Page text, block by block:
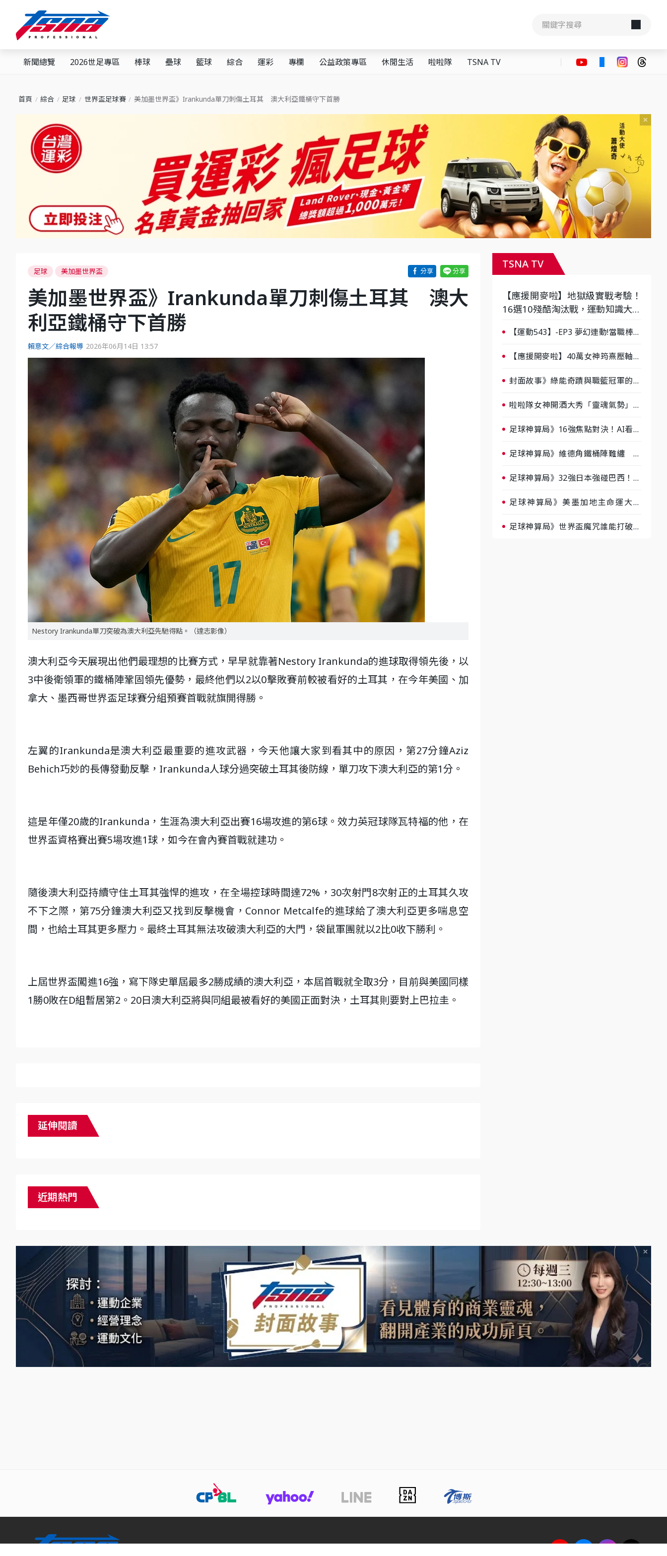
新聞總覽 2026世足專區 棒球 壘球 籃球 綜合 運彩 專欄 公益政策專區 休閒生活 啦啦隊 TSNA TV
首頁 綜合 足球 世界盃足球賽 美加墨世界盃》Irankunda單刀刺傷土耳其 澳大利亞鐵桶守下首勝
足球 美加墨世界盃
美加墨世界盃》Irankunda單刀刺傷土耳其 澳大
利亞鐵桶守下首勝
賴意文／綜合報導 2026年06月14日 13:57
Nestory Irankunda單刀突破為澳大利亞先馳得點。（達志影像）
澳大利亞今天展現出他們最理想的比賽方式，早早就靠著Nestory Irankunda的進球取得領先後，以
3中後衛領軍的鐵桶陣鞏固領先優勢，最終他們以2以0擊敗賽前較被看好的土耳其，在今年美國、加
拿大、墨西哥世界盃足球賽分組預賽首戰就旗開得勝。
左翼的Irankunda是澳大利亞最重要的進攻武器，今天他讓大家到看其中的原因，第27分鐘Aziz
Behich巧妙的長傳發動反擊，Irankunda人球分過突破土耳其後防線，單刀攻下澳大利亞的第1分。
這是年僅20歲的Irankunda，生涯為澳大利亞出賽16場攻進的第6球。效力英冠球隊瓦特福的他，在
世界盃資格賽出賽5場攻進1球，如今在會內賽首戰就建功。
隨後澳大利亞持續守住土耳其強悍的進攻，在全場控球時間達72%，30次射門8次射正的土耳其久攻
不下之際，第75分鐘澳大利亞又找到反擊機會，Connor Metcalfe的進球給了澳大利亞更多喘息空
間，也給土耳其更多壓力。最終土耳其無法攻破澳大利亞的大門，袋鼠軍團就以2比0收下勝利。
上屆世界盃闖進16強，寫下隊史單屆最多2勝成績的澳大利亞，本屆首戰就全取3分，目前與美國同樣
1勝0敗在D組暫居第2。20日澳大利亞將與同組最被看好的美國正面對決，土耳其則要對上巴拉圭。
延伸閱讀
近期熱門
TSNA TV
【應援開麥啦】地獄級實戰考驗！
16選10殘酷淘汰戰，運動知識大會
【運動543】-EP3 夢幻連動!當職棒傳
【應援開麥啦】40萬女神筠熹壓軸！
比一個會-ep2
封面故事》綠能奇蹟與職籃冠軍的背
事》大談「心酸創業學」
啦啦隊女神開酒大秀「靈魂氣勢」！
大過招
足球神算局》16強焦點對決！AI看好
足球神算局》維德角鐵桶陣難纏 阿
足球神算局》32強日本強碰巴西！AI
爆冷
足球神算局》美墨加地主命運大解
足球神算局》世界盃魔咒誰能打破？